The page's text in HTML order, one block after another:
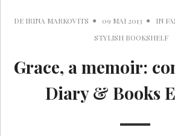
DE IRINA MARKOVITS 09 MAI 2013 IN
STYLISH BOOKSHELF
Grace, a memoir:
Diary & Books